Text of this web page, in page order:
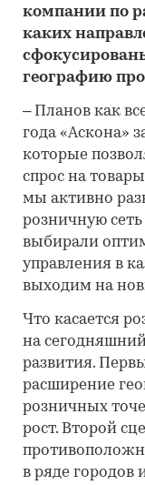
компании по
каких
географию
– Планов как
года «Аскона»
которые
спрос на
мы активно
розничную
выбирали
управления в
выходим на
Что касается
на
развития.
расширение
розничных
рост. Второй
в ряде городов